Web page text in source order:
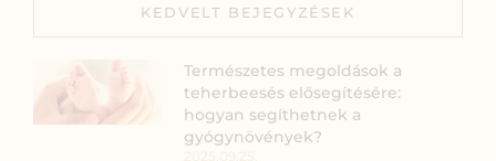
KEDVELT BEJEGYZÉSEK
Természetes megoldások a
teherbeesés elősegítésére:
hogyan segíthetnek a
gyógynövények?